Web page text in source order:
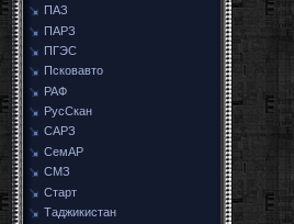
ПАЗ
ПАРЗ
ПГЭС
Псковавто
РАФ
РусСкан
САРЗ
СемАР
СМЗ
Старт
Таджикистан